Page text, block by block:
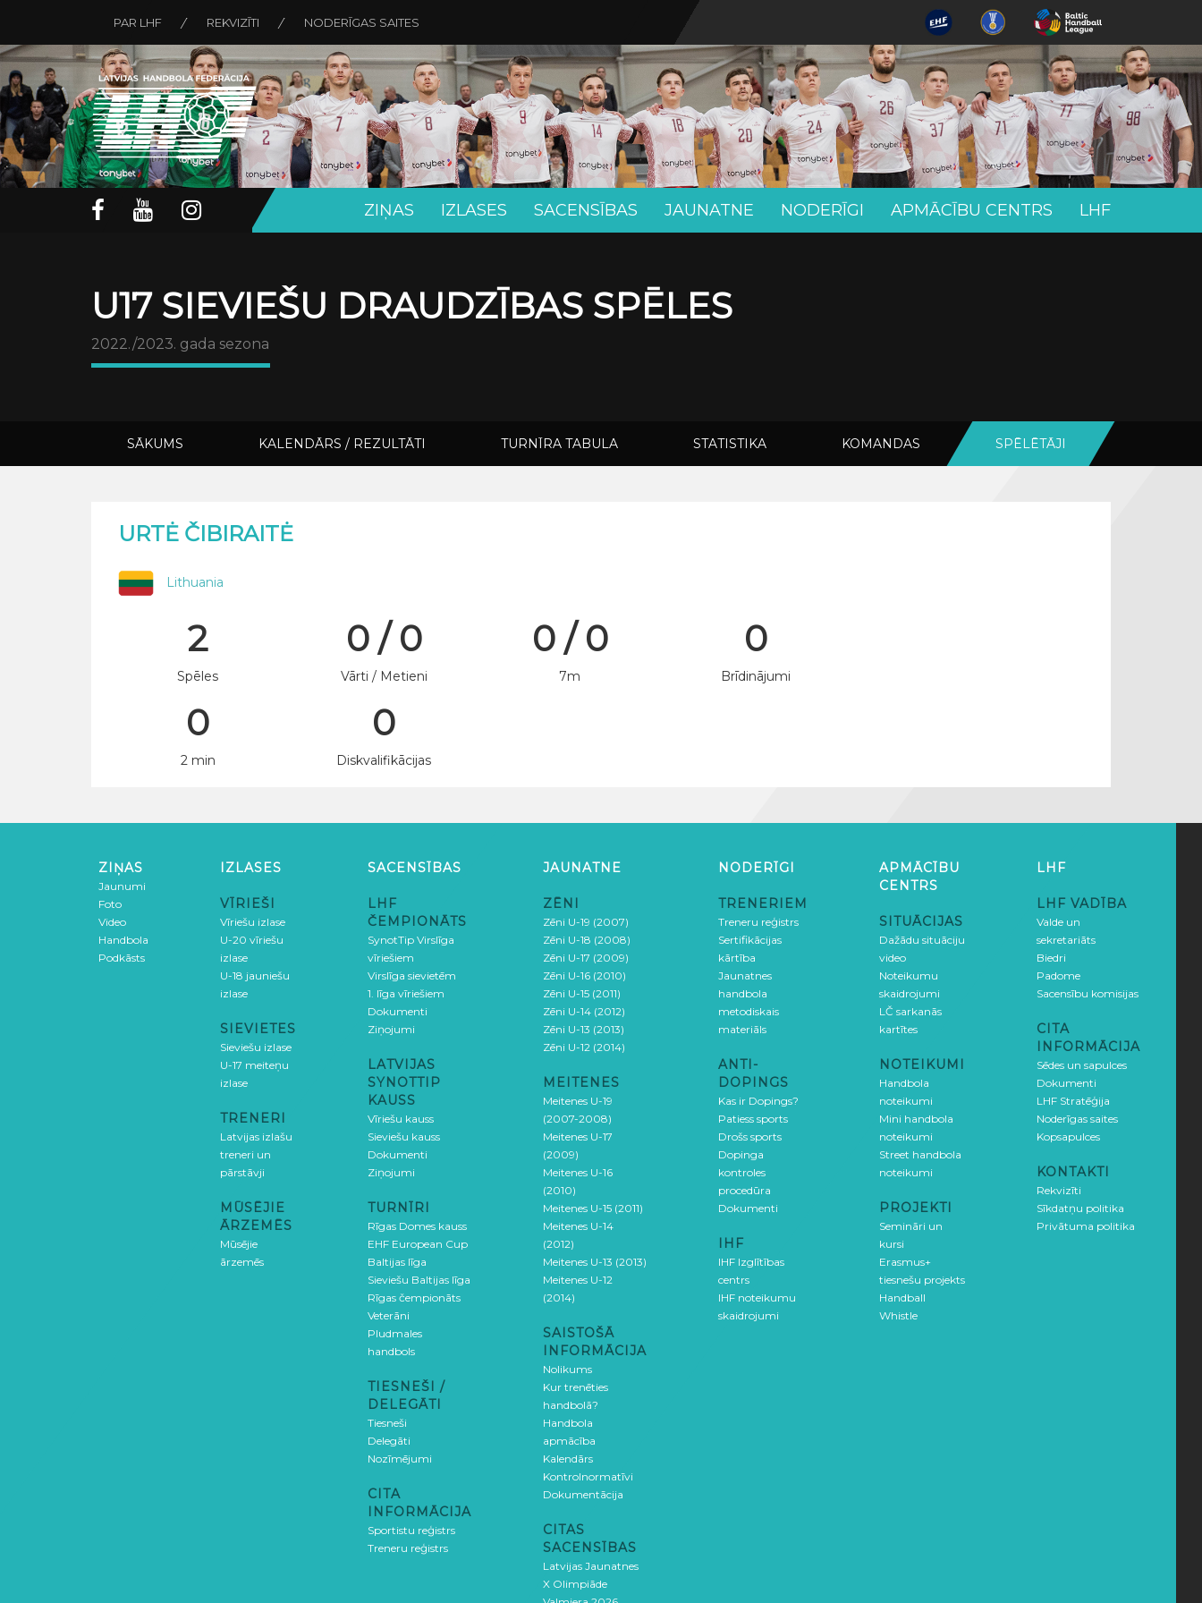
PAR LHF REKVIZĪTI NODERĪGAS SAITES
ZIŅAS IZLASES SACENSĪBAS JAUNATNE NODERĪGI APMĀCĪBU CENTRS LHF
U17 SIEVIEŠU DRAUDZĪBAS SPĒLES
2022./2023. gada sezona
SĀKUMS KALENDĀRS / REZULTĀTI TURNĪRA TABULA STATISTIKA KOMANDAS SPĒLĒTĀJI
URTĖ ČIBIRAITĖ
Lithuania
2
Spēles
0 / 0
Vārti / Metieni
0 / 0
7m
0
Brīdinājumi
0
2 min
0
Diskvalifikācijas
ZIŅAS
Jaunumi
Foto
Video
Handbola
Podkāsts
IZLASES
VĪRIEŠI
Vīriešu izlase
U-20 vīriešu
izlase
U-18 jauniešu
izlase
SIEVIETES
Sieviešu izlase
U-17 meiteņu
izlase
TRENERI
Latvijas izlašu
treneri un
pārstāvji
MŪSĒJIE
ĀRZEMĒS
Mūsējie
ārzemēs
SACENSĪBAS
LHF
ČEMPIONĀTS
SynotTip Virslīga
vīriešiem
Virslīga sievietēm
1. līga vīriešiem
Dokumenti
Ziņojumi
LATVIJAS
SYNOTTIP
KAUSS
Vīriešu kauss
Sieviešu kauss
Dokumenti
Ziņojumi
TURNĪRI
Rīgas Domes kauss
EHF European Cup
Baltijas līga
Sieviešu Baltijas līga
Rīgas čempionāts
Veterāni
Pludmales
handbols
TIESNEŠI /
DELEGĀTI
Tiesneši
Delegāti
Nozīmējumi
CITA
INFORMĀCIJA
Sportistu reģistrs
Treneru reģistrs
JAUNATNE
ZĒNI
Zēni U-19 (2007)
Zēni U-18 (2008)
Zēni U-17 (2009)
Zēni U-16 (2010)
Zēni U-15 (2011)
Zēni U-14 (2012)
Zēni U-13 (2013)
Zēni U-12 (2014)
MEITENES
Meitenes U-19
(2007-2008)
Meitenes U-17
(2009)
Meitenes U-16
(2010)
Meitenes U-15 (2011)
Meitenes U-14
(2012)
Meitenes U-13 (2013)
Meitenes U-12
(2014)
SAISTOŠĀ
INFORMĀCIJA
Nolikums
Kur trenēties
handbolā?
Handbola
apmācība
Kalendārs
Kontrolnormatīvi
Dokumentācija
CITAS
SACENSĪBAS
Latvijas Jaunatnes
X Olimpiāde
NODERĪGI
TRENERIEM
Treneru reģistrs
Sertifikācijas
kārtība
Jaunatnes
handbola
metodiskais
materiāls
ANTI-
DOPINGS
Kas ir Dopings?
Patiess sports
Drošs sports
Dopinga
kontroles
procedūra
Dokumenti
IHF
IHF Izglītības
centrs
IHF noteikumu
skaidrojumi
APMĀCĪBU
CENTRS
SITUĀCIJAS
Dažādu situāciju
video
Noteikumu
skaidrojumi
LČ sarkanās
kartītes
NOTEIKUMI
Handbola
noteikumi
Mini handbola
noteikumi
Street handbola
noteikumi
PROJEKTI
Semināri un
kursi
Erasmus+
tiesnešu projekts
Handball
Whistle
LHF
LHF VADĪBA
Valde un
sekretariāts
Biedri
Padome
Sacensību komisijas
CITA
INFORMĀCIJA
Sēdes un sapulces
Dokumenti
LHF Stratēģija
Noderīgas saites
Kopsapulces
KONTAKTI
Rekvizīti
Sīkdatņu politika
Privātuma politika